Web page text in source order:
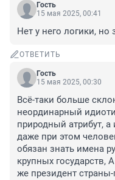
Гость
15 мая 2025, 00:41
Нет у него логики,
ОТВЕТИТЬ
Гость
15 мая 2025, 00:30
Всё-таки больше
неординарный
природный атрибут,
даже при этом
обязан знать имена
крупных
же президент